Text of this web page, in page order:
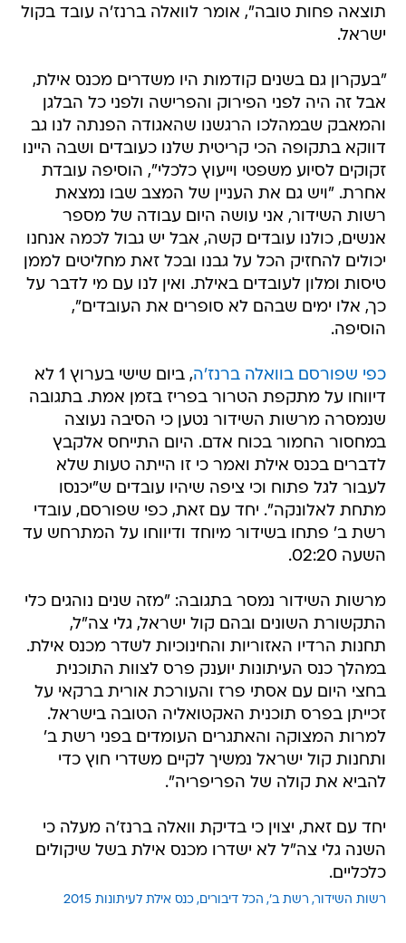
תוצאה פחות טובה", אומר לוואלה ברנז'ה עובד בקול
ישראל.
"בעקרון גם בשנים קודמות היו משדרים מכנס אילת,
אבל זה היה לפני הפירוק והפרישה ולפני כל הבלגן
והמאבק שבמהלכו הרגשנו שהאגודה הפנתה לנו גב
דווקא בתקופה הכי קריטית שלנו כעובדים ושבה היינו
זקוקים לסיוע משפטי וייעוץ כלכלי", הוסיפה עובדת
אחרת. "ויש גם את העניין של המצב שבו נמצאת
רשות השידור, אני עושה היום עבודה של מספר
אנשים, כולנו עובדים קשה, אבל יש גבול לכמה אנחנו
יכולים להחזיק הכל על גבנו ובכל זאת מחליטים לממן
טיסות ומלון לעובדים באילת. ואין לנו עם מי לדבר על
כך, אלו ימים שבהם לא סופרים את העובדים",
הוסיפה.
כפי שפורסם בוואלה ברנז'ה
, ביום שישי בערוץ 1 לא
דיווחו על מתקפת הטרור בפריז בזמן אמת. בתגובה
שנמסרה מרשות השידור נטען כי הסיבה נעוצה
במחסור החמור בכוח אדם. היום התייחס אלקבץ
לדברים בכנס אילת ואמר כי זו הייתה טעות שלא
לעבור לגל פתוח וכי ציפה שיהיו עובדים ש"יכנסו
מתחת לאלונקה". יחד עם זאת, כפי שפורסם, עובדי
רשת ב' פתחו בשידור מיוחד ודיווחו על המתרחש עד
השעה 02:20.
מרשות השידור נמסר בתגובה: "מזה שנים נוהגים כלי
התקשורת השונים ובהם קול ישראל, גלי צה"ל,
תחנות הרדיו האזוריות והחינוכיות לשדר מכנס אילת.
במהלך כנס העיתונות יוענק פרס לצוות התוכנית
בחצי היום עם אסתי פרז והעורכת אורית ברקאי על
זכייתן בפרס תוכנית האקטואליה הטובה בישראל.
למרות המצוקה והאתגרים העומדים בפני רשת ב'
ותחנות קול ישראל נמשיך לקיים משדרי חוץ כדי
להביא את קולה של הפריפריה".
יחד עם זאת, יצוין כי בדיקת וואלה ברנז'ה מעלה כי
השנה גלי צה"ל לא ישדרו מכנס אילת בשל שיקולים
כלכליים.
רשות השידור רשת ב' הכל דיבורים כנס אילת לעיתונות 2015